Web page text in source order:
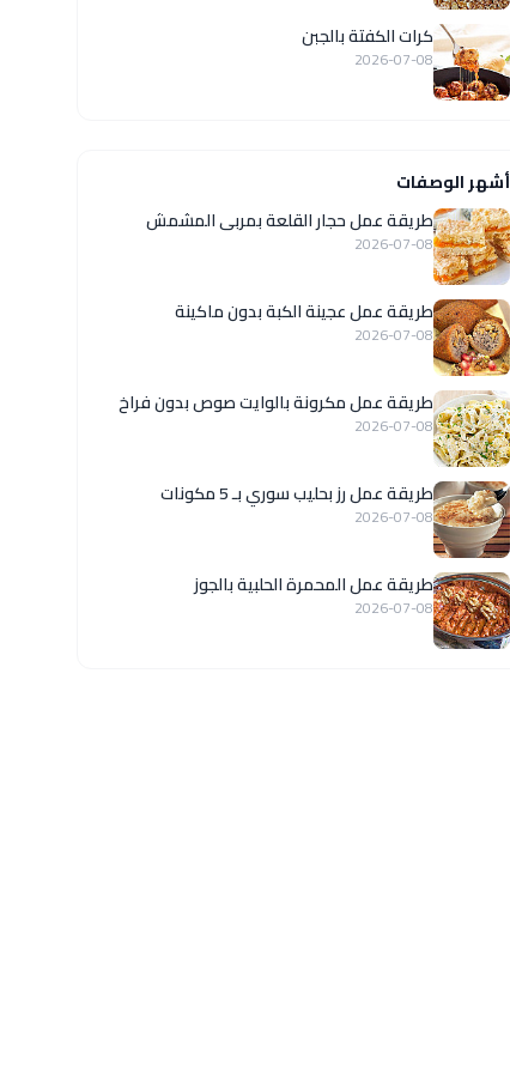
كرات الكفتة بالجبن
2026-07-08
أشهر الوصفات
طريقة عمل حجار القلعة بمربى المشمش
2026-07-08
طريقة عمل عجينة الكبة بدون ماكينة
2026-07-08
طريقة عمل مكرونة بالوايت صوص بدون فراخ
2026-07-08
طريقة عمل رز بحليب سوري بـ 5 مكونات
2026-07-08
طريقة عمل المحمرة الحلبية بالجوز
2026-07-08